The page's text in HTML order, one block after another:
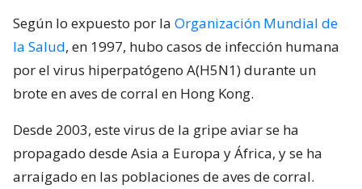
Según lo expuesto por la Organización Mundial de
la Salud, en 1997, hubo casos de infección humana
por el virus hiperpatógeno A(H5N1) durante un
brote en aves de corral en Hong Kong.
Desde 2003, este virus de la gripe aviar se ha
propagado desde Asia a Europa y África, y se ha
arraigado en las poblaciones de aves de corral.